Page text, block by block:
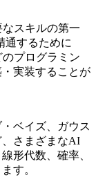
スキルの第一
通するために
のプログラミン
実装することが
ベイズ、ガウス
さまざまなAI
形代数、確率、
す。